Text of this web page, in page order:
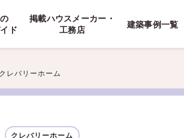
ド
掲載ハウスメーカー・
工務店
建築事例一覧
クレバリーホーム
クレバリーホーム